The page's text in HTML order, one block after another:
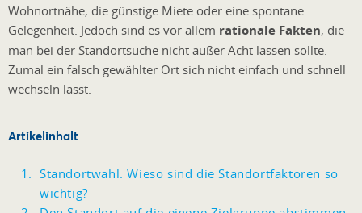
Wohnortnähe, die günstige Miete oder eine spontane
Gelegenheit. Jedoch sind es vor allem rationale Fakten, die
man bei der Standortsuche nicht außer Acht lassen sollte.
Zumal ein falsch gewählter Ort sich nicht einfach und schnell
wechseln lässt.
Artikelinhalt
Standortwahl: Wieso sind die Standortfaktoren so
wichtig?